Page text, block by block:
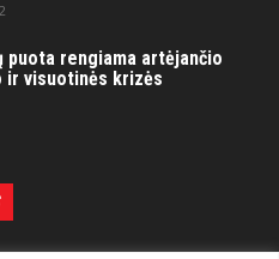
puota rengiama artėjančio
ir visuotinės krizės